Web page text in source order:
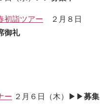
初詣ツアー ２月８日
御礼
ー ２月６日（木）▶▶募集